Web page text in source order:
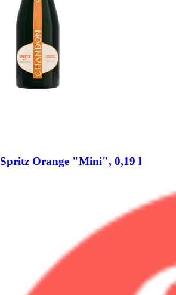
Spritz Orange "Mini", 0,19 l